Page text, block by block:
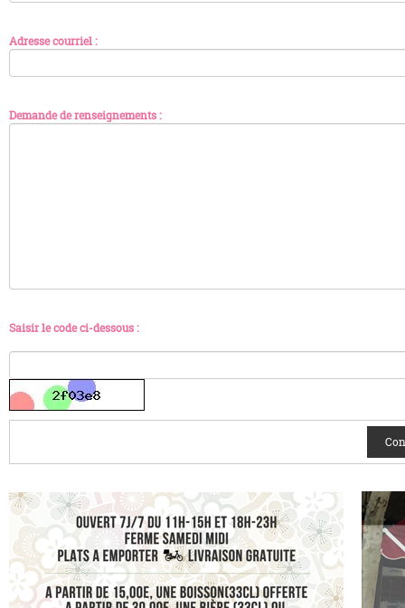
Adresse courriel :
Demande de renseignements :
Saisir le code ci-dessous :